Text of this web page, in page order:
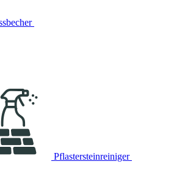
Pflastersteinreiniger